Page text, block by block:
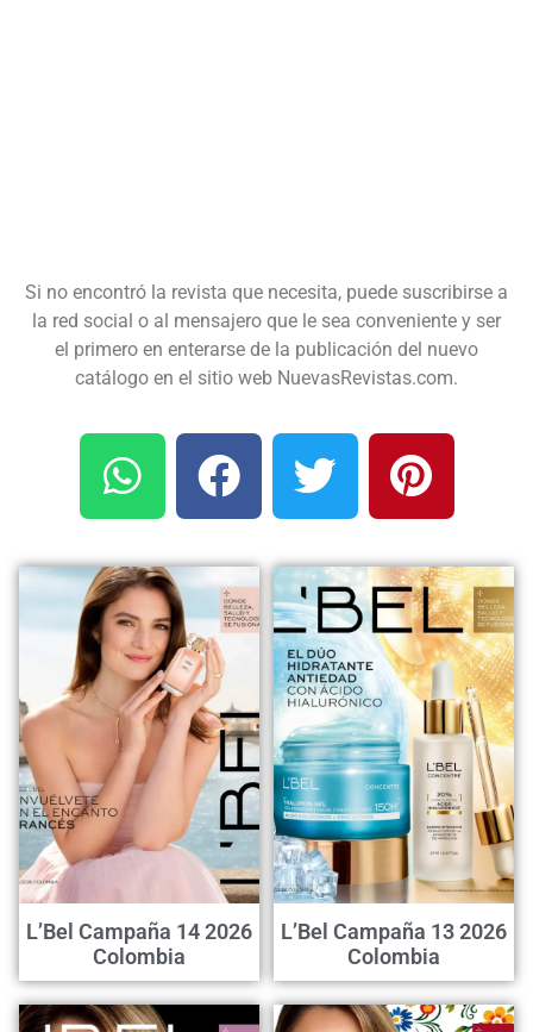
Si no encontró la revista que necesita, puede suscribirse a
la red social o al mensajero que le sea conveniente y ser
el primero en enterarse de la publicación del nuevo
catálogo en el sitio web NuevasRevistas.com.
L’Bel Campaña 14 2026
Colombia
L’Bel Campaña 13 2026
Colombia